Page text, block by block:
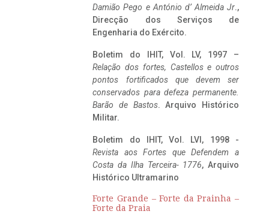
Damião Pego e António d’ Almeida Jr.,
Direcção dos Serviços de
Engenharia do Exército.
Boletim do IHIT, Vol. LV, 1997 –
Relação dos fortes, Castellos e outros
pontos fortificados que devem ser
conservados para defeza permanente.
Barão de Bastos. Arquivo Histórico
Militar.
Boletim do IHIT, Vol. LVI, 1998 -
Revista aos Fortes que Defendem a
Costa da Ilha Terceira- 1776, Arquivo
Histórico Ultramarino
Forte Grande – Forte da Prainha –
Forte da Praia